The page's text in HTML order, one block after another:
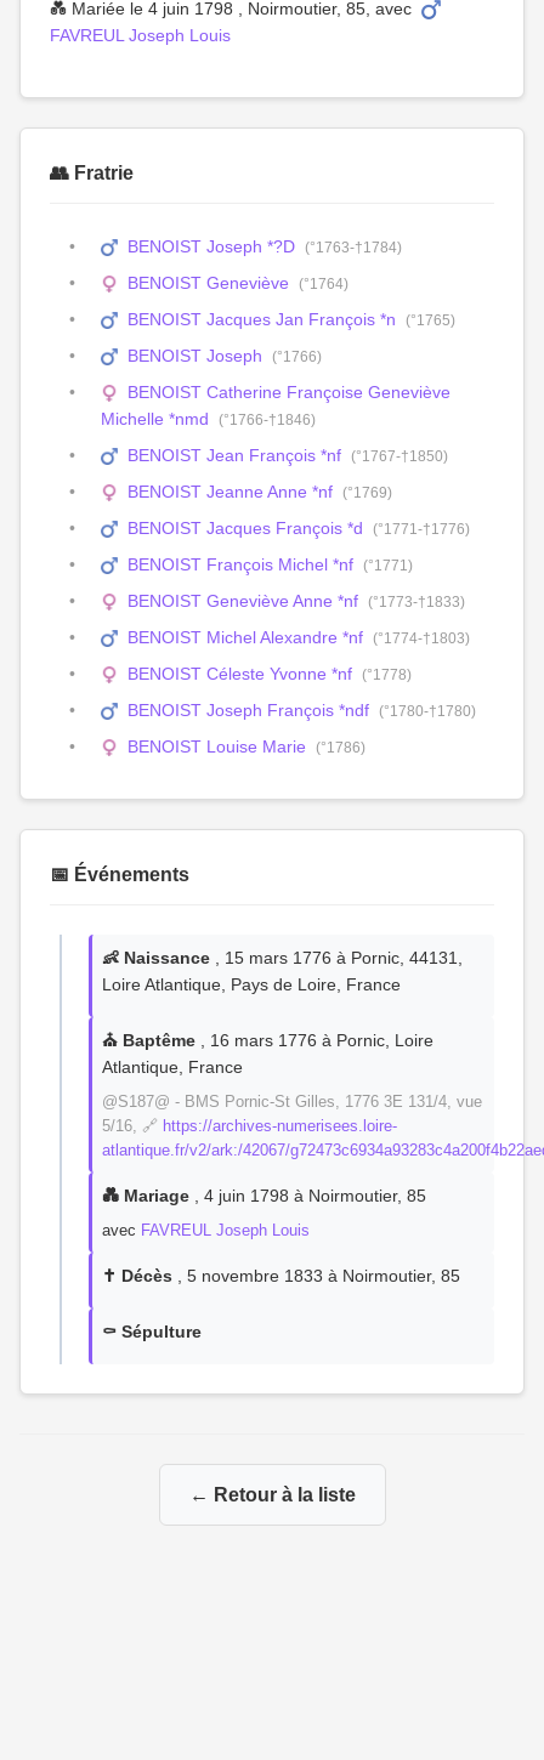
💑 Mariée le 4 juin 1798 , Noirmoutier, 85, avec
FAVREUL Joseph Louis
👥 Fratrie
BENOIST Joseph *?D (°1763-†1784)
BENOIST Geneviève (°1764)
BENOIST Jacques Jan François *n (°1765)
BENOIST Joseph (°1766)
BENOIST Catherine Françoise Geneviève
Michelle *nmd
(°1766-†1846)
BENOIST Jean François *nf (°1767-†1850)
BENOIST Jeanne Anne *nf (°1769)
BENOIST Jacques François *d (°1771-†1776)
BENOIST François Michel *nf (°1771)
BENOIST Geneviève Anne *nf (°1773-†1833)
BENOIST Michel Alexandre *nf (°1774-†1803)
BENOIST Céleste Yvonne *nf (°1778)
BENOIST Joseph François *ndf (°1780-†1780)
BENOIST Louise Marie (°1786)
📅 Événements
👶 Naissance , 15 mars 1776 à Pornic, 44131,
Loire Atlantique, Pays de Loire, France
⛪ Baptême , 16 mars 1776 à Pornic, Loire
Atlantique, France
@S187@ - BMS Pornic-St Gilles, 1776 3E 131/4, vue
5/16, 🔗 https://archives-numerisees.loire-
atlantique.fr/v2/ark:/42067/
💑 Mariage , 4 juin 1798 à Noirmoutier, 85
avec FAVREUL Joseph Louis
✝️ Décès , 5 novembre 1833 à Noirmoutier, 85
⚰️ Sépulture
← Retour à la liste